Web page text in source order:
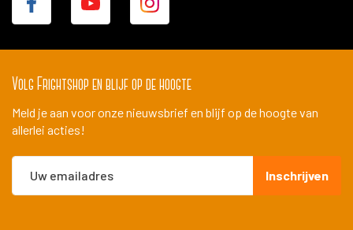
Volg Frightshop en blijf op de hoogte
Meld je aan voor onze nieuwsbrief en blijf op de hoogte van
allerlei acties!
Abonneer
op
Inschrijven